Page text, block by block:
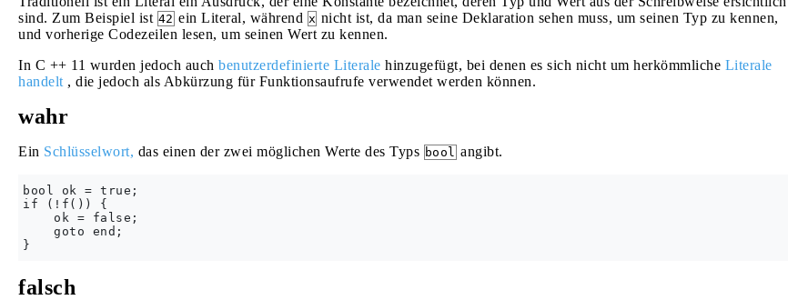
sind. Zum Beispiel ist 42 ein Literal, während x nicht ist, da man seine Deklaration sehen muss, um seinen Typ zu kennen,
und vorherige Codezeilen lesen, um seinen Wert zu kennen.
In C ++ 11 wurden jedoch auch benutzerdefinierte Literale hinzugefügt, bei denen es sich nicht um herkömmliche Literale
handelt , die jedoch als Abkürzung für Funktionsaufrufe verwendet werden können.
wahr
Ein Schlüsselwort, das einen der zwei möglichen Werte des Typs bool angibt.
bool ok = true;
if (!f()) {
    ok = false;
    goto end;
falsch